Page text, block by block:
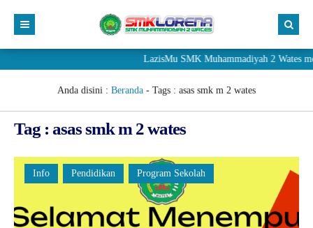
LazisMu SMK Muhammadiyah 2 Wates
Anda disini : Beranda - Tags : asas smk m 2 wates
Tag : asas smk m 2 wates
Info Pendidikan Program Sekolah